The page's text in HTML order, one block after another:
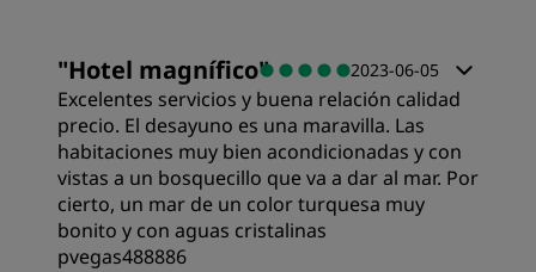
Ubicación
Servicio
"Hotel magnífico" 2023-06-05
Excelentes servicios y buena relación calidad
precio. El desayuno es una maravilla. Las
habitaciones muy bien acondicionadas y con
vistas a un bosquecillo que va a dar al mar. Por
cierto, un mar de un color turquesa muy
bonito y con aguas cristalinas
pvegas488886